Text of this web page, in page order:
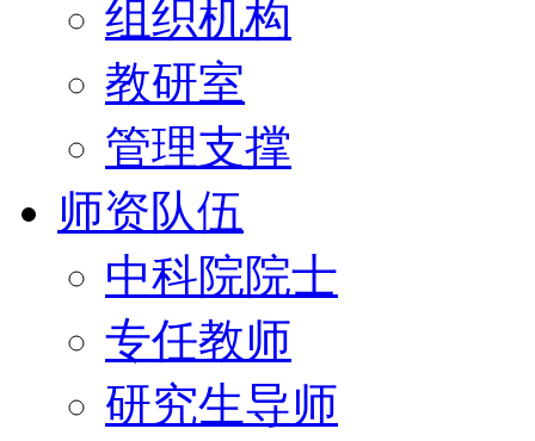
组织机构
教研室
管理支撑
师资队伍
中科院院士
专任教师
研究生导师